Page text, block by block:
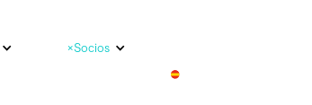
×Socios